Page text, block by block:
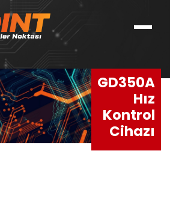
GD350A
Hız
Kontrol
Cihazı